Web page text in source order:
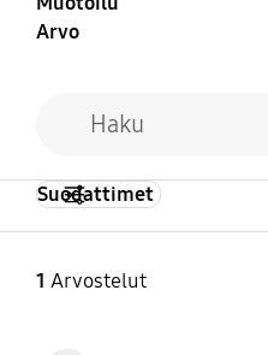
Arvo
1 Arvostelut
Suodattimet